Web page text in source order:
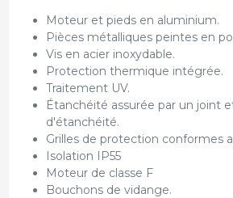
Moteur et pieds en aluminium.
Pièces métalliques peintes en
Vis en acier inoxydable.
Protection thermique intégrée.
Traitement UV.
Étanchéité assurée par un joint
d'étanchéité.
Grilles de protection conformes
Isolation IP55
Moteur de classe F
Bouchons de vidange.